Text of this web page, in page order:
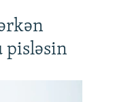
pisləsin